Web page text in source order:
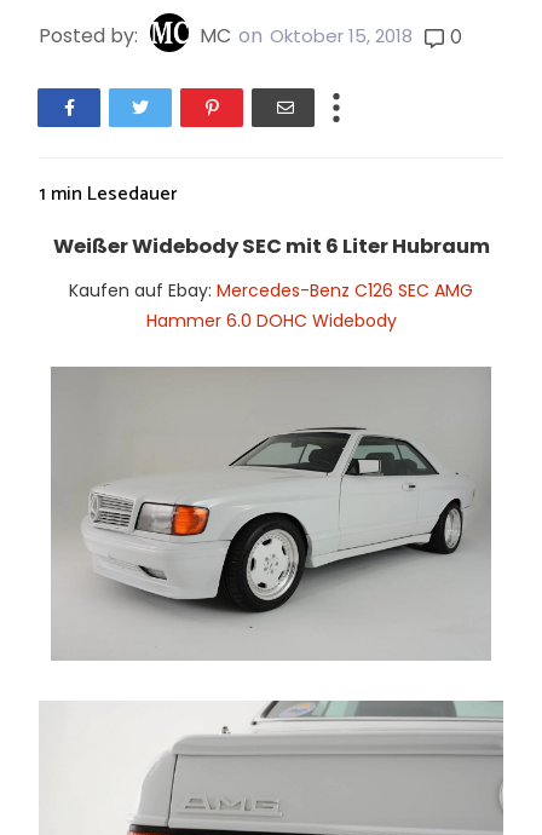
Posted by:
MC on Oktober 15, 2018 0
1 min Lesedauer
Weißer Widebody SEC mit 6 Liter Hubraum
Kaufen auf Ebay: Mercedes-Benz C126 SEC AMG
Hammer 6.0 DOHC Widebody